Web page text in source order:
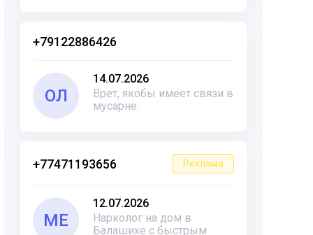
+79122886426
ОЛ
14.07.2026
Врет, якобы имеет связи в
мусарне.
+77471193656 Реклама
ME
12.07.2026
Нарколог на дом в
Балашихе с быстрым